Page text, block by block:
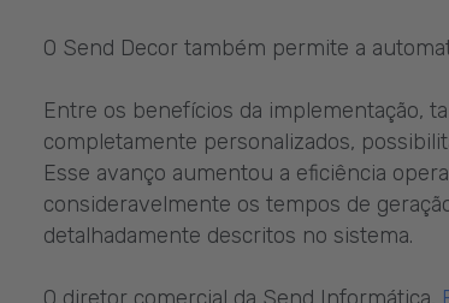
O Send Decor também permite a
Entre os benefícios da implementação,
completamente personalizados,
Esse avanço aumentou a eficiência
consideravelmente os tempos de
detalhadamente descritos no sistema.